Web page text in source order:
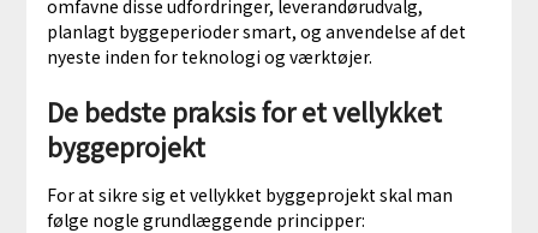
omfavne disse udfordringer, leverandørudvalg,
planlagt byggeperioder smart, og anvendelse af det
nyeste inden for teknologi og værktøjer.
De bedste praksis for et vellykket
byggeprojekt
For at sikre sig et vellykket byggeprojekt skal man
følge nogle grundlæggende principper: